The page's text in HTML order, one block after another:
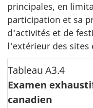
principales, en
participation et sa
d'activités et de
l'extérieur des sites
Tableau A3.4
Examen
canadien